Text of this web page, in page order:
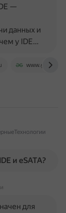
—
данных и
у IDE…
и eSATA?
для